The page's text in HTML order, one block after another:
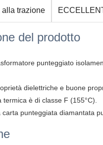
alla trazione
del prodotto
punteggiato
dielettriche e buone
termica è di classe F (155°C).
carta punteggiata diamantata